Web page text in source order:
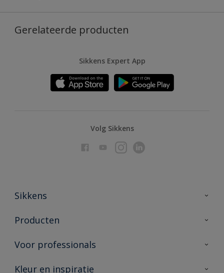
Gerelateerde producten
Sikkens Expert App
Volg Sikkens
Sikkens
Over Sikkens
Duurzaamheid
Producten
Producten voor binnen
Vind je verkooppunt
Voor professionals
Advies & service
Kleur en inspiratie